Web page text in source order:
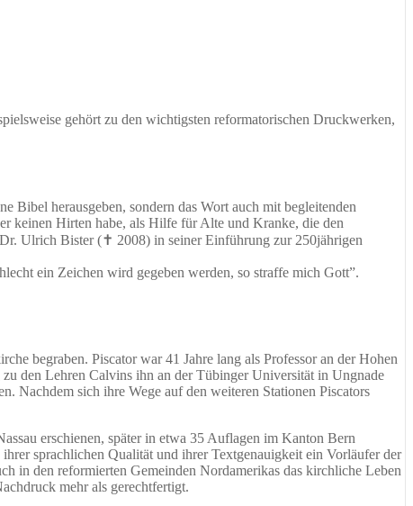
gehört zu den wichtigsten reformatorischen Druckwerken,
Bibel herausgeben, sondern das Wort auch mit begleitenden
keinen Hirten habe, als Hilfe für Alte und Kranke, die den
Ulrich Bister (✝ 2008) in seiner Einführung zur 250jährigen
ein Zeichen wird gegeben werden, so straffe mich Gott”.
begraben. Piscator war 41 Jahre lang als Professor an der Hohen
den Lehren Calvins ihn an der Tübinger Universität in Ungnade
Nachdem sich ihre Wege auf den weiteren Stationen Piscators
erschienen, später in etwa 35 Auflagen im Kanton Bern
sprachlichen Qualität und ihrer Textgenauigkeit ein Vorläufer der
in den reformierten Gemeinden Nordamerikas das kirchliche Leben
mehr als gerechtfertigt.